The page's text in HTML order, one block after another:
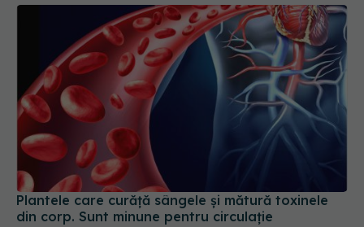
Plantele care curăță sângele și mătură toxinele
din corp. Sunt minune pentru circulație